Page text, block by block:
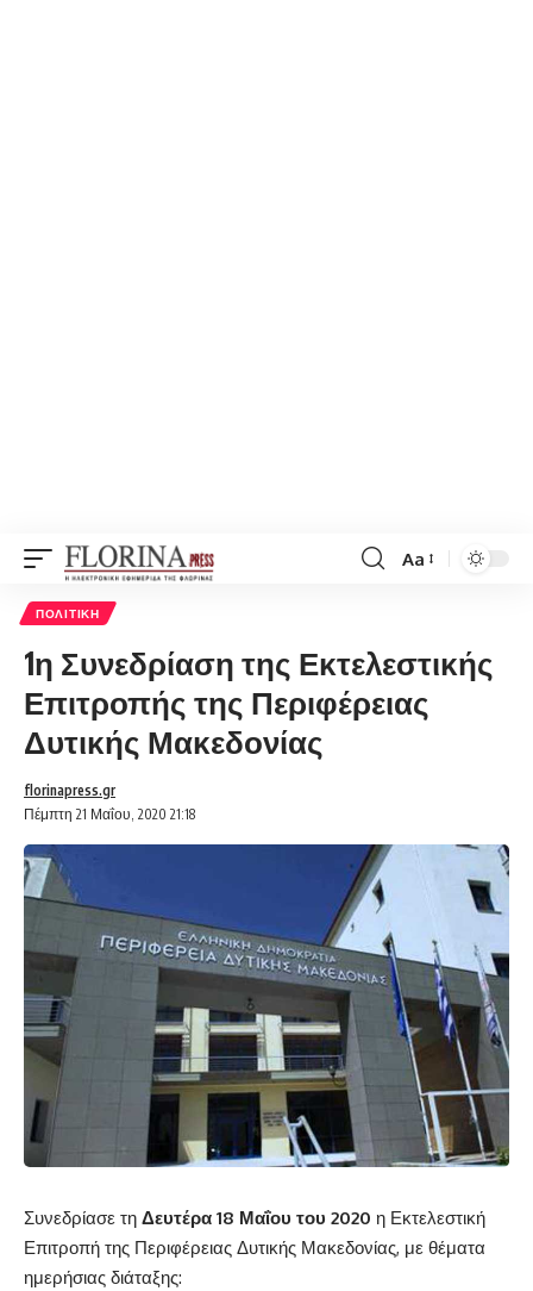
Font
Aa
ΠΟΛΙΤΙΚΉ
1η Συνεδρίαση της Εκτελεστικής
Επιτροπής της Περιφέρειας
Δυτικής Μακεδονίας
Πέμπτη 21 Μαΐου, 2020 21:18
florinapress.gr
Συνεδρίασε τη Δευτέρα 18 Μαΐου του 2020 η Εκτελεστική
Επιτροπή της Περιφέρειας Δυτικής Μακεδονίας, με θέματα
ημερήσιας διάταξης: